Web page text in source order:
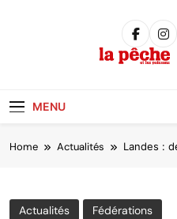
MENU
Home Actualités Landes :
Actualités Fédérations